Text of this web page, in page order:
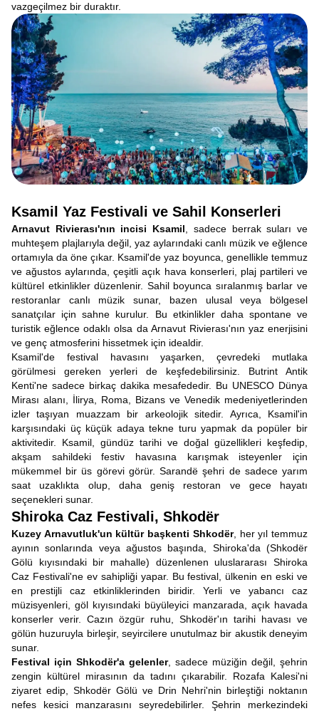
vazgeçilmez bir duraktır.
Ksamil Yaz Festivali ve Sahil Konserleri
Arnavut Rivierası'nın incisi Ksamil , sadece berrak suları ve
muhteşem plajlarıyla değil, yaz aylarındaki canlı müzik ve eğlence
ortamıyla da öne çıkar. Ksamil'de yaz boyunca, genellikle temmuz
ve ağustos aylarında, çeşitli açık hava konserleri, plaj partileri ve
kültürel etkinlikler düzenlenir. Sahil boyunca sıralanmış barlar ve
restoranlar canlı müzik sunar, bazen ulusal veya bölgesel
sanatçılar için sahne kurulur. Bu etkinlikler daha spontane ve
turistik eğlence odaklı olsa da Arnavut Rivierası'nın yaz enerjisini
ve genç atmosferini hissetmek için idealdir.
Ksamil'de festival havasını yaşarken, çevredeki mutlaka
görülmesi gereken yerleri de keşfedebilirsiniz. Butrint Antik
Kenti'ne sadece birkaç dakika mesafededir. Bu UNESCO Dünya
Mirası alanı, İlirya, Roma, Bizans ve Venedik medeniyetlerinden
izler taşıyan muazzam bir arkeolojik sitedir. Ayrıca, Ksamil'in
karşısındaki üç küçük adaya tekne turu yapmak da popüler bir
aktivitedir. Ksamil, gündüz tarihi ve doğal güzellikleri keşfedip,
akşam sahildeki festiv havasına karışmak isteyenler için
mükemmel bir üs görevi görür. Sarandë şehri de sadece yarım
saat uzaklıkta olup, daha geniş restoran ve gece hayatı
seçenekleri sunar.
Shiroka Caz Festivali, Shkodër
Kuzey Arnavutluk'un kültür başkenti Shkodër, her yıl temmuz
ayının sonlarında veya ağustos başında, Shiroka'da (Shkodër
Gölü kıyısındaki bir mahalle) düzenlenen uluslararası Shiroka
Caz Festivali'ne ev sahipliği yapar. Bu festival, ülkenin en eski ve
en prestijli caz etkinliklerinden biridir. Yerli ve yabancı caz
müzisyenleri, göl kıyısındaki büyüleyici manzarada, açık havada
konserler verir. Cazın özgür ruhu, Shkodër'ın tarihi havası ve
gölün huzuruyla birleşir, seyircilere unutulmaz bir akustik deneyim
sunar.
Festival için Shkodër'a gelenler, sadece müziğin değil, şehrin
zengin kültürel mirasının da tadını çıkarabilir. Rozafa Kalesi'ni
ziyaret edip, Shkodër Gölü ve Drin Nehri'nin birleştiği noktanın
nefes kesici manzarasını seyredebilirler. Şehrin merkezindeki